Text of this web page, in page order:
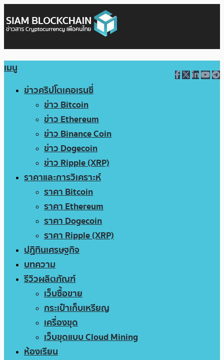
เมนู
ข่าวคริปโตเคอเรนซี่
ข่าว Bitcoin
ข่าว Ethereum
ข่าว Binance Coin
ข่าว Dogecoin
ข่าว Ripple (XRP)
ราคาและการวิเคราะห์
ราคา Bitcoin
ราคา Ethereum
ราคา Dogecoin
ราคา Ripple (XRP)
ปฏิทินเศรษฐกิจ
บทความ
รีวิวผลิตภัณฑ์
เว็บซื้อขาย
กระเป๋าเก็บเหรียญ
เครื่องขุด
เว็บขุดแบบ Cloud Mining
ห้องเรียน